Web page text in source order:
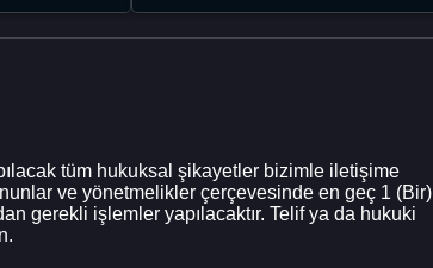
tüm hukuksal şikayetler bizimle iletişime
ve yönetmelikler çerçevesinde en geç 1 (Bir)
gerekli işlemler yapılacaktır. Telif ya da hukuki